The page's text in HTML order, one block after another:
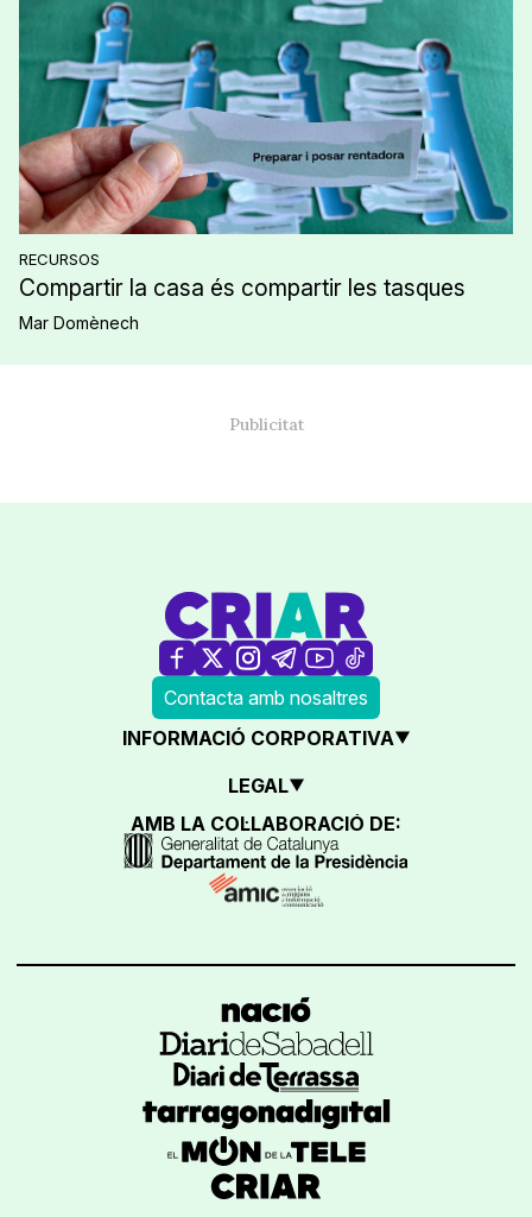
RECURSOS
Compartir la casa és compartir les tasques
Mar Domènech
Contacta amb nosaltres
INFORMACIÓ CORPORATIVA
LEGAL
AMB LA COL·LABORACIÓ DE: